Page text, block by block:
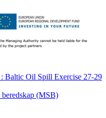
Baltic Oil Spill Exercise 27-29
(MSB)